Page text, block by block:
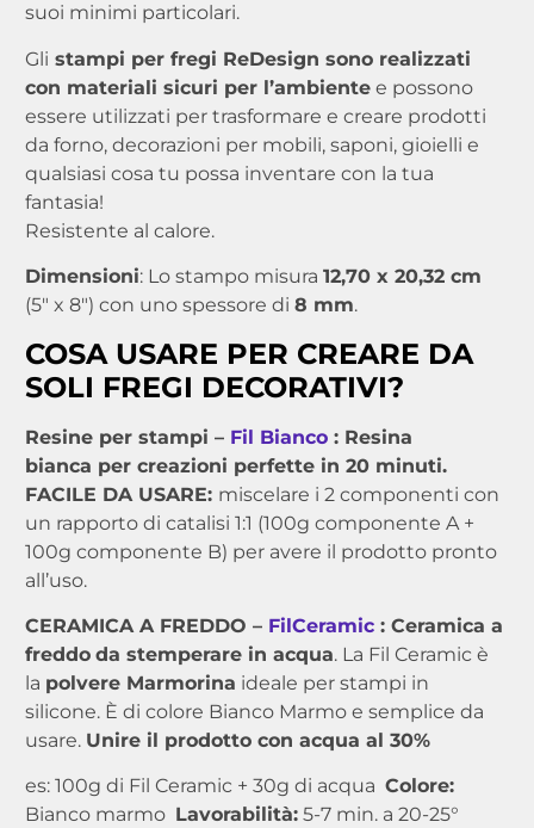
suoi minimi particolari.
Gli stampi per fregi ReDesign sono realizzati
con materiali sicuri per l’ambientee possono
essere utilizzati per trasformare e creare prodotti
da forno, decorazioni per mobili, saponi, gioielli e
qualsiasi cosa tu possa inventare con la tua
fantasia!
Resistente al calore.
Dimensioni: Lo stampo misura 12,70 x 20,32 cm
(5″ x 8″) con uno spessore di 8 mm.
COSA USARE PER CREARE DA
SOLI FREGI DECORATIVI?
Resine per stampi – Fil Bianco: Resina
bianca per creazioni perfette in 20 minuti.
FACILE DA USARE: miscelare i 2 componenti con
un rapporto di catalisi 1:1 (100g componente A +
100g componente B) per avere il prodotto pronto
all’uso.
CERAMICA A FREDDO – FilCeramic: Ceramica a
freddo da stemperare in acqua. La Fil Ceramic è
la polvere Marmorina ideale per stampi in
silicone. È di colore Bianco Marmo e semplice da
usare. Unire il prodotto con acqua al 30%
es: 100g di Fil Ceramic + 30g di acqua Colore:
Bianco marmo Lavorabilità:5-7 min. a 20-25°